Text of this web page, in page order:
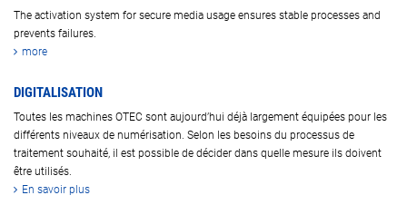
The activation system for secure media usage ensures stable processes and
prevents failures.
more
DIGITALISATION
Toutes les machines OTEC sont aujourd’hui déjà largement équipées pour les
différents niveaux de numérisation. Selon les besoins du processus de
traitement souhaité, il est possible de décider dans quelle mesure ils doivent
être utilisés.
En savoir plus